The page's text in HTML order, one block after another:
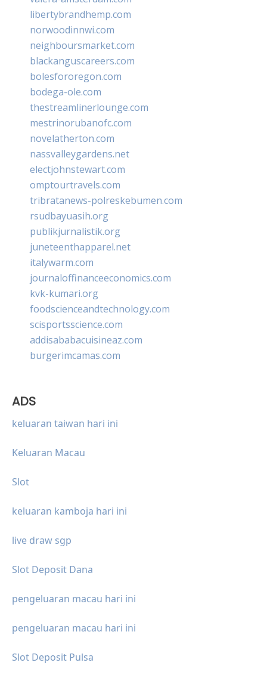
libertybrandhemp.com
norwoodinnwi.com
neighboursmarket.com
blackanguscareers.com
bolesfororegon.com
bodega-ole.com
thestreamlinerlounge.com
mestrinorubanofc.com
novelatherton.com
nassvalleygardens.net
electjohnstewart.com
omptourtravels.com
tribratanews-polreskebumen.com
rsudbayuasih.org
publikjurnalistik.org
juneteenthapparel.net
italywarm.com
journaloffinanceeconomics.com
kvk-kumari.org
foodscienceandtechnology.com
scisportsscience.com
addisababacuisineaz.com
burgerimcamas.com
ADS
keluaran taiwan hari ini
Keluaran Macau
Slot
keluaran kamboja hari ini
live draw sgp
Slot Deposit Dana
pengeluaran macau hari ini
pengeluaran macau hari ini
Slot Deposit Pulsa